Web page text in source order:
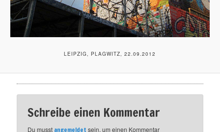
LEIPZIG, PLAGWITZ, 22.09.2012
Schreibe einen Kommentar
Du musst angemeldet sein, um einen Kommentar